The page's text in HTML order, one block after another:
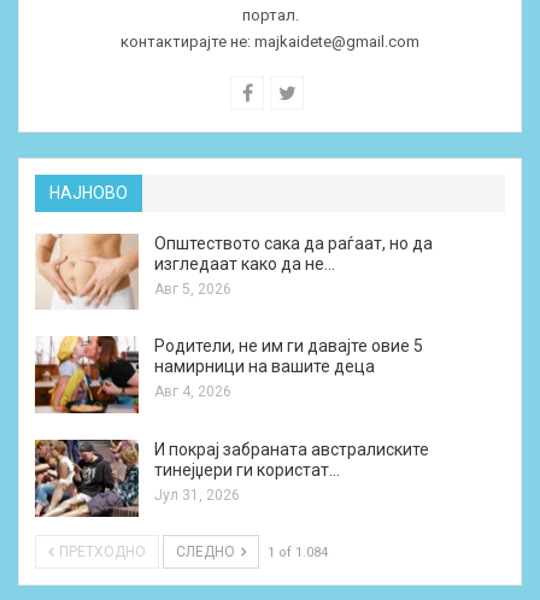
портал.
контактирајте не: majkaidete@gmail.com
НАЈНОВО
Општеството сака да раѓаат, но да
изгледаат како да не…
Авг 5, 2026
Родители, не им ги давајте овие 5
намирници на вашите деца
Авг 4, 2026
И покрај забраната австралиските
тинејџери ги користат…
Јул 31, 2026
ПРЕТХОДНО СЛЕДНО 1 of 1.084